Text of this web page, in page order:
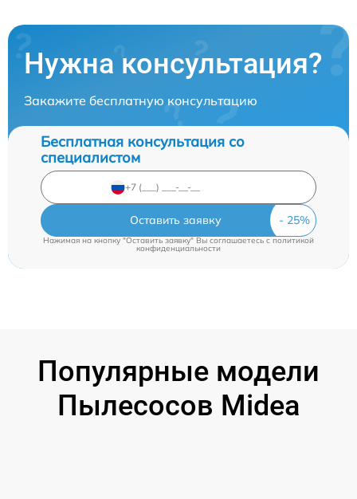
Нужна консультация?
Закажите бесплатную консультацию
Бесплатная консультация со
специалистом
Оставить заявку
Нажимая на кнопку "Оставить заявку" Вы соглашаетесь cполитикой
конфиденциальности
Популярные модели
Пылесосов Midea